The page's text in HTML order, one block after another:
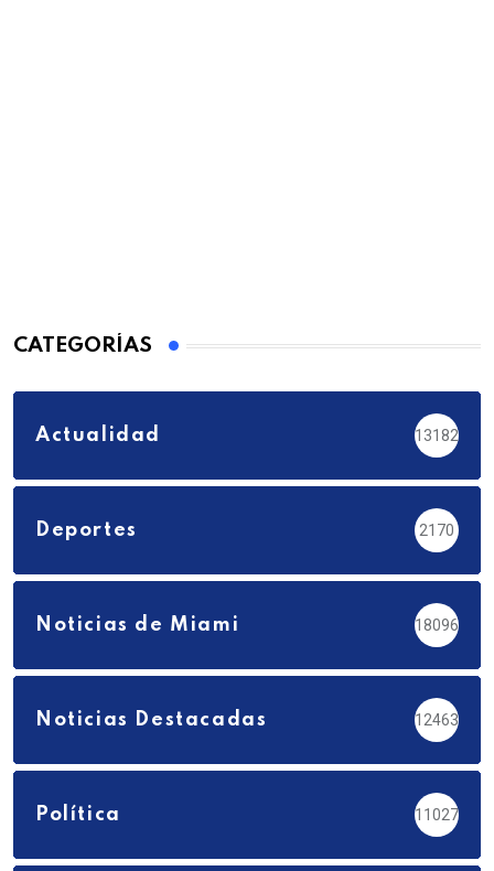
CATEGORÍAS
Actualidad 13182
Deportes 2170
Noticias de Miami 18096
Noticias Destacadas 12463
Política 11027